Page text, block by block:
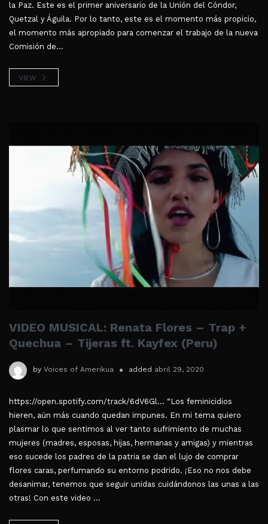
la Paz. Este es el primer aniversario de la Unión del Cóndor,
Quetzal y Águila. Por lo tanto, este es el momento más propicio,
el momento más apropiado para comenzar el trabajo de la nueva
Comisión de...
VIEW
VIDEO MUSICAL: Renata Flores – Trap +
Quechua – Tijeras ft. Kayfex (Peru)
by Voices of Amerikua added abril 29, 2020
https://open.spotify.com/track/6dV6Gl... “Los feminicidios
hieren, aún más cuando quedan impunes. En mi tema quiero
plasmar lo que sentimos al ver tanto sufrimiento de muchas
mujeres (madres, esposas, hijas, hermanas y amigas) y mientras
eso sucede los padres de la patria se dan el lujo de comprar
flores caras, perfumando su entorno podrido. ¡Eso no nos debe
desanimar, tenemos que seguir unidas cuidándonos las unas a las
otras! Con este video ...